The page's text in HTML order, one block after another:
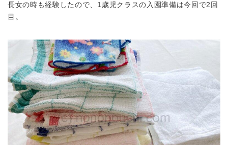
長女の時も経験したので、1歳児クラスの入園準備は今回で2回
目。